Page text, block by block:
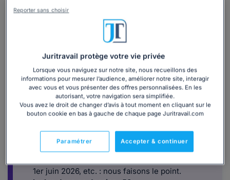
Téléchargez le dossier sur la maladie
professionnelle
Vous souhaitez savoir comment identifier une
maladie professionnelle et la faire reconnaître
délai d'une demande de reconnaissance,
droits du salarié victime, faute inexcusable,
1er juin 2026, etc. : nous faisons le point.
Juritravail protège votre vie privée
Lorsque vous naviguez sur notre site, nous recueillons des
informations pour mesurer l’audience, améliorer notre site, interagir
avec vous et vous présenter des offres personnalisées. En les
autorisant, votre navigation sera simplifiée.
Vous avez le droit de changer d’avis à tout moment en cliquant sur le
bouton cookie en bas à gauche de chaque page Juritravail.com
Accepter & continuer
Paramétrer
Reporter sans choisir